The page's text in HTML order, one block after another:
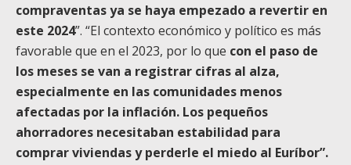
compraventas ya se haya empezado a revertir en
este 2024”. “El contexto económico y político es más
favorable que en el 2023, por lo que con el paso de
los meses se van a registrar cifras al alza,
especialmente en las comunidades menos
afectadas por la inflación. Los pequeños
ahorradores necesitaban estabilidad para
comprar viviendas y perderle el miedo al Euríbor”.